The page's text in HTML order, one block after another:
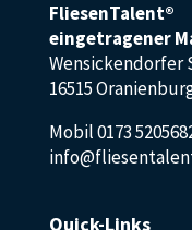
FliesenTalent®
eingetragener
Wensickendorfer
16515
Mobil 0173
Quick-Links